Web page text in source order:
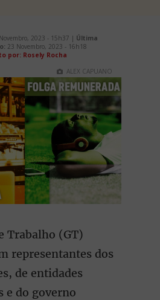
2023 - 15h37 | Última
23 Novembro, 2023 - 16h18
por: Rosely Rocha
ALEX CAPUANO
Trabalho (GT)
representantes dos
de entidades
e do governo